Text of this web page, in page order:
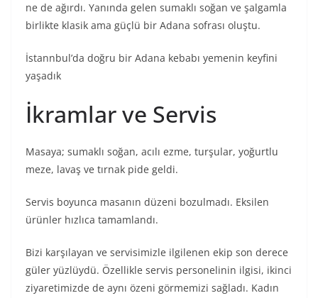
ne de ağırdı. Yanında gelen sumaklı soğan ve şalgamla
birlikte klasik ama güçlü bir Adana sofrası oluştu.
İstannbul’da doğru bir Adana kebabı yemenin keyfini
yaşadık
İkramlar ve Servis
Masaya; sumaklı soğan, acılı ezme, turşular, yoğurtlu
meze, lavaş ve tırnak pide geldi.
Servis boyunca masanın düzeni bozulmadı. Eksilen
ürünler hızlıca tamamlandı.
Bizi karşılayan ve servisimizle ilgilenen ekip son derece
güler yüzlüydü. Özellikle servis personelinin ilgisi, ikinci
ziyaretimizde de aynı özeni görmemizi sağladı. Kadın